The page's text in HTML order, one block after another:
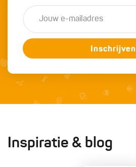
Inschrijven
Inspiratie & blog